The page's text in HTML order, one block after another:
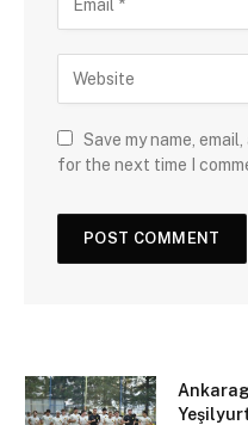
Save my name,
for the next time I